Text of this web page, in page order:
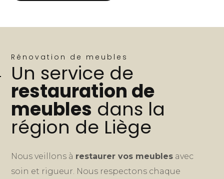
Rénovation de meubles
Un service de
restauration de
meubles dans la
région de Liège
Nous veillons à restaurer vos meubles avec
soin et rigueur. Nous respectons chaque